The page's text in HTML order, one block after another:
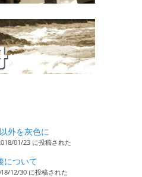
外を灰色に
01/23 に投稿された
について
12/30 に投稿された